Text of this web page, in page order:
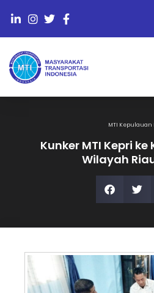
MTI Kepulauan
Kunker MTI Kepri ke
Wilayah